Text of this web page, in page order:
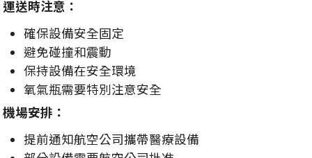
運送時注意：
確保設備安全固定
避免碰撞和震動
保持設備在安全環境
氧氣瓶需要特別注意安全
機場安排：
提前通知航空公司攜帶醫療設備